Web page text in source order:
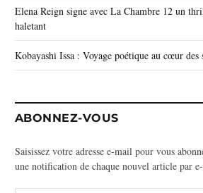
Elena Reign signe avec La Chambre 12 un
haletant
Kobayashi Issa : Voyage poétique au cœur des
ABONNEZ-VOUS
Saisissez votre adresse e-mail pour vous
une notification de chaque nouvel article par